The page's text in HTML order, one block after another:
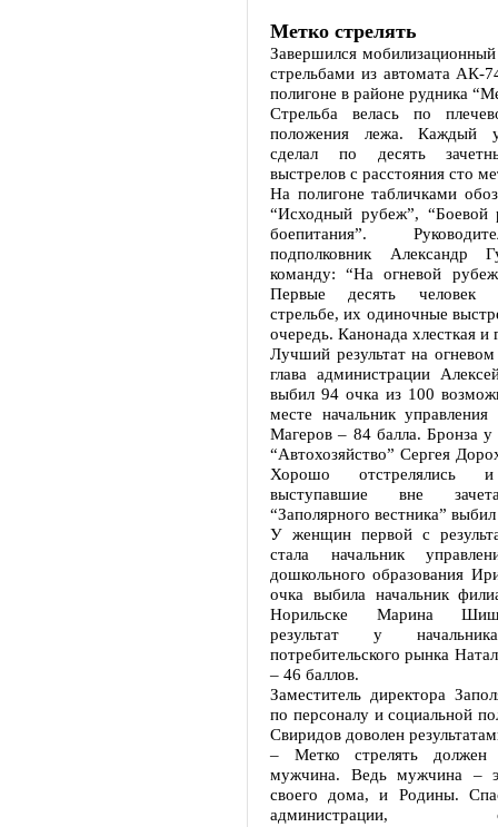
Метко стрелять
Завершился
стрельбами из автомата АК-
полигоне в районе рудника
Стрельба велась по
положения лежа. Каждый
сделал по десять
выстрелов с расстояния сто
На полигоне табличками
“Исходный рубеж”, “Боевой
боепитания”.
подполковник Александр
команду: “На огневой
Первые десять человек
стрельбе, их одиночные
очередь. Канонада хлесткая и
Лучший результат на
глава администрации
выбил 94 очка из 100
месте начальник
Магеров – 84 балла. Бронза
“Автохозяйство” Сергея
Хорошо отстрелялись
выступавшие вне
“Заполярного вестника”
У женщин первой с
стала начальник
дошкольного образования
очка выбила начальник
Норильске Марина
результат у
потребительского рынка
– 46 баллов.
Заместитель директора
по персоналу и социальной
Свиридов доволен
– Метко стрелять должен
мужчина. Ведь мужчина –
своего дома, и Родины.
администрации,